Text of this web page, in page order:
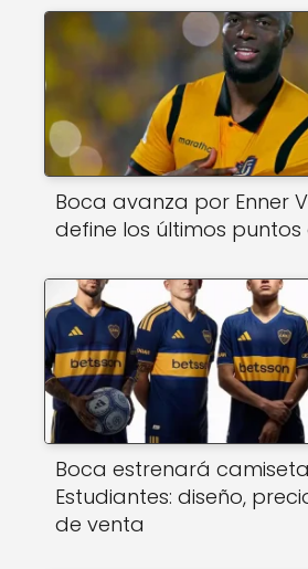
Boca avanza por Enner
define los últimos
Boca estrenará
Estudiantes: diseño,
de venta